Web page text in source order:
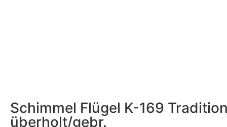
Schimmel Flügel K-169
überholt/gebr.